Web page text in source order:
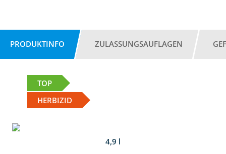
PRODUKTINFO ZULASSUNGSAUFLAGEN
TOP
HERBIZID
4,9 l